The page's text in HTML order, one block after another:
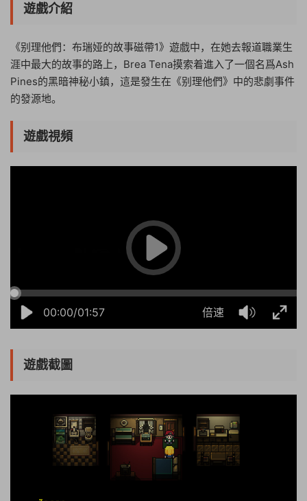
遊戲介紹
《别理他們：布瑞娅的故事磁帶1》遊戲中，在她去報道職業生
涯中最大的故事的路上，Brea Tena摸索着進入了一個名爲Ash
Pines的黑暗神秘小鎮，這是發生在《别理他們》中的悲劇事件
的發源地。
遊戲視頻
00:00/01:57 倍速
遊戲截圖